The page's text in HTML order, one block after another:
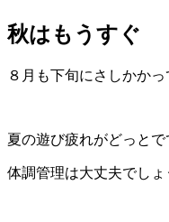
秋はもうすぐ
８月も下旬にさしかかっ
夏の遊び疲れがどっとで
体調管理は大丈夫でしょ